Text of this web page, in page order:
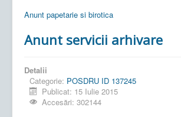
Anunt papetarie si birotica
Anunt servicii arhivare
Detalii
Categorie: POSDRU ID 137245
Publicat: 15 Iulie 2015
Accesări: 302144